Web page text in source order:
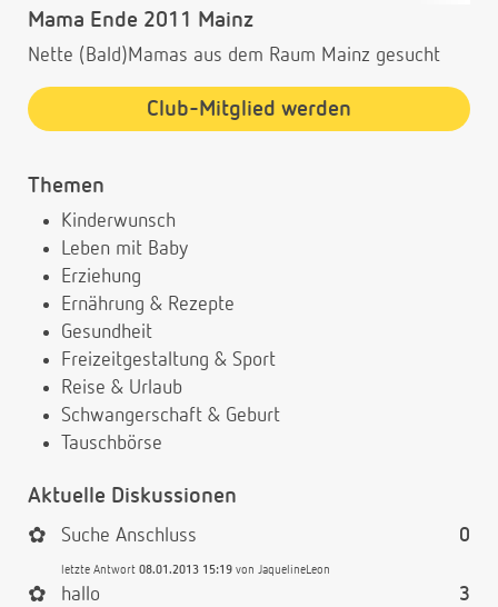
Mama Ende 2011 Mainz
Nette (Bald)Mamas aus dem Raum Mainz gesucht
Club-Mitglied werden
Themen
Kinderwunsch
Leben mit Baby
Erziehung
Ernährung & Rezepte
Gesundheit
Freizeitgestaltung & Sport
Reise & Urlaub
Schwangerschaft & Geburt
Tauschbörse
Aktuelle Diskussionen
0
✿ Suche Anschluss
letzte Antwort 08.01.2013 15:19 von JaquelineLeon
3
✿ hallo